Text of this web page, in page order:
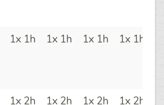
1x 1h 1x 1h 1x 1h 1x 1h
1x 2h 1x 2h 1x 2h 1x 2h